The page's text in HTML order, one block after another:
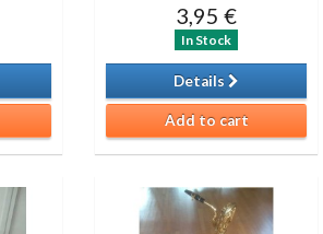
3,95 €
In Stock
Details
Add to cart